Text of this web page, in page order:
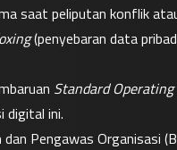
saat peliputan konflik
(penyebaran data
Standard
digital ini.
Pengawas Organisasi